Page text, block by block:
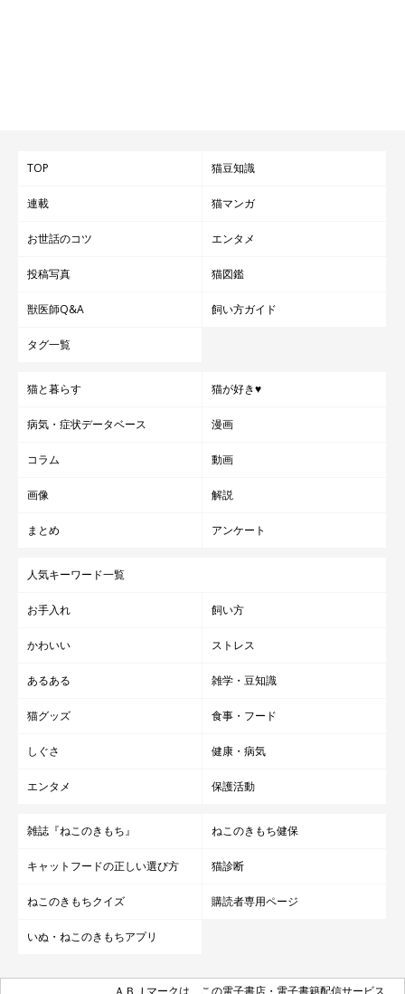
TOP 猫豆知識
連載 猫マンガ
お世話のコツ エンタメ
投稿写真 猫図鑑
獣医師Q&A 飼い方ガイド
タグ一覧
猫と暮らす 猫が好き♥
病気・症状データベース 漫画
コラム 動画
画像 解説
まとめ アンケート
人気キーワード一覧
お手入れ 飼い方
かわいい ストレス
あるある 雑学・豆知識
猫グッズ 食事・フード
しぐさ 健康・病気
エンタメ 保護活動
雑誌『ねこのきもち』 ねこのきもち健保
キャットフードの正しい選び方 猫診断
ねこのきもちクイズ 購読者専用ページ
いぬ・ねこのきもちアプリ
ＡＢＪマークは、この電子書店・電子書籍配信サービス